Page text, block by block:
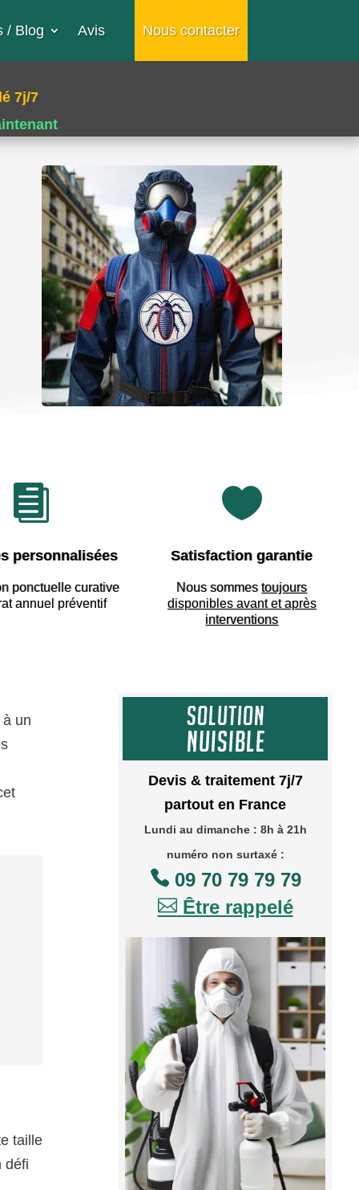
/ Blog Avis Nous contacter
7j/7

personnalisées
ponctuelle curative
annuel préventif

Satisfaction garantie
Nous sommestoujours
disponibles avant et après
interventions
un
taille
défi
Devis & traitement 7j/7
partout en France
Lundi au dimanche : 8h à 21h
numéro non surtaxé :
09 70 79 79 79
 Être rappelé